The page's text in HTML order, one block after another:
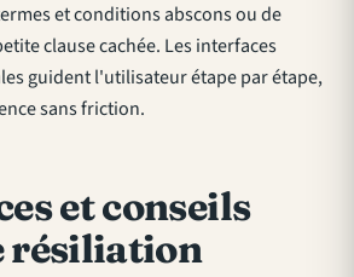
et conditions abscons ou de
clause cachée. Les interfaces
guident l'utilisateur étape par étape,
sans friction.
et conseils
résiliation